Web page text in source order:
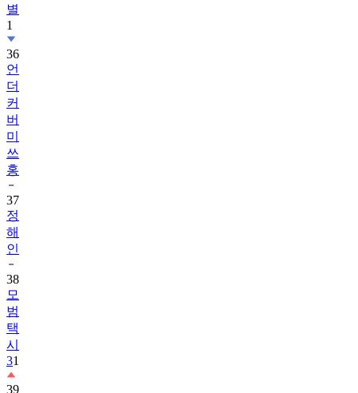
별
1
36
언
더
커
버
미
쓰
홍
37
정
해
인
38
모
범
택
시
31
39